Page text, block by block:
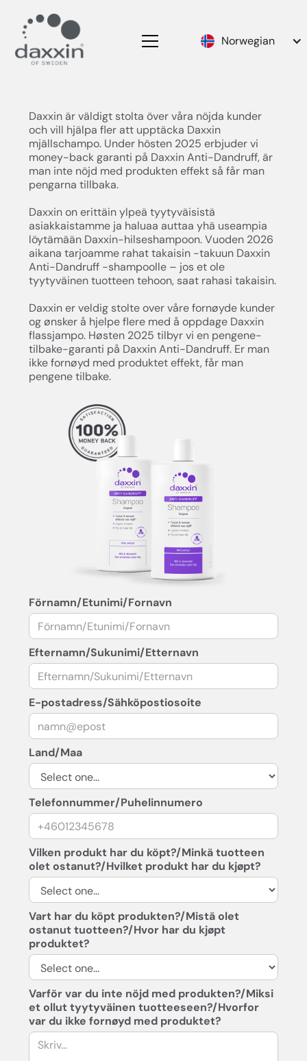
Norwegian
Daxxin är väldigt stolta över våra nöjda kunder
och vill hjälpa fler att upptäcka Daxxin
mjällschampo. Under hösten 2025 erbjuder vi
money-back garanti på Daxxin Anti-Dandruff, är
man inte nöjd med produkten effekt så får man
pengarna tillbaka.
Daxxin on erittäin ylpeä tyytyväisistä
asiakkaistamme ja haluaa auttaa yhä useampia
löytämään Daxxin-hilse­shampoon. Vuoden 2026
aikana tarjoamme rahat takaisin -takuun Daxxin
Anti-Dandruff -shampoolle – jos et ole
tyytyväinen tuotteen tehoon, saat rahasi takaisin.
Daxxin er veldig stolte over våre fornøyde kunder
og ønsker å hjelpe flere med å oppdage Daxxin
flassjampo. Høsten 2025 tilbyr vi en pengene-
tilbake-garanti på Daxxin Anti-Dandruff. Er man
ikke fornøyd med produktet effekt, får man
pengene tilbake.
Förnamn/Etunimi/Fornavn
Efternamn/Sukunimi/Etternavn
E-postadress/Sähköpostiosoite
Land/Maa
Telefonnummer/Puhelinnumero
Vilken produkt har du köpt?/Minkä tuotteen
olet ostanut?/Hvilket produkt har du kjøpt?
Vart har du köpt produkten?/Mistä olet
ostanut tuotteen?/Hvor har du kjøpt
produktet?
Varför var du inte nöjd med produkten?/Miksi
et ollut tyytyväinen tuotteeseen?/Hvorfor
var du ikke fornøyd med produktet?